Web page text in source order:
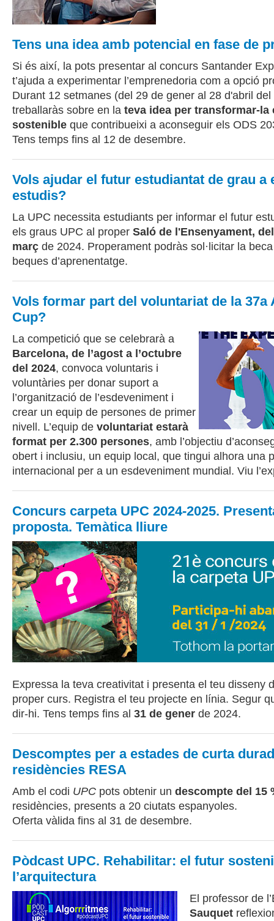
Tens una idea amb potencial en fase de
Si és així, la pots presentar al concurs Santander
t’ajuda a experimentar l’emprenedoria com a opció
Durant 12 setmanes (del 29 de gener al 28 d'abril del
treballaràs sobre en la teva idea per transformar-la
sostenible que contribueixi a aconseguir els ODS
Tens temps fins al 12 de desembre.
Vols ajudar el futur estudiantat de grau a
estudis?
La UPC necessita estudiants per informar el futur
els graus UPC al proper Saló de l'Ensenyament,
març de 2024. Properament podràs sol·licitar la
beques d’aprenentatge.
Vols formar part del voluntariat de la 37a
Cup?
La competició que se celebrarà a
Barcelona, de l’agost a l’octubre
del 2024, convoca voluntaris i
voluntàries per donar suport a
l’organització de l’esdeveniment i
crear un equip de persones de primer
nivell. L’equip de voluntariat estarà
format per 2.300 persones, amb l’objectiu
obert i inclusiu, un equip local, que tingui alhora una
internacional per a un esdeveniment mundial. Viu
Concurs carpeta UPC 2024-2025.
proposta. Temàtica lliure
Expressa la teva creativitat i presenta el teu disseny
proper curs. Registra el teu projecte en línia. Segur
dir-hi. Tens temps fins al 31 de gener de 2024.
Descomptes per a estades de curta
residències RESA
Amb el codi UPC pots obtenir un descompte del 15
residències, presents a 20 ciutats espanyoles.
Oferta vàlida fins al 31 de desembre.
Pòdcast UPC. Rehabilitar: el futur
l’arquitectura
El professor de
Sauquet